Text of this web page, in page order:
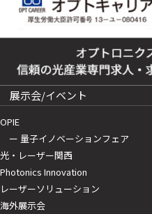
展示会/イベント
OPIE
ー 量子イノベーションフェア
光・レーザー関西
Photonics Innovation
レーザーソリューション
海外展示会